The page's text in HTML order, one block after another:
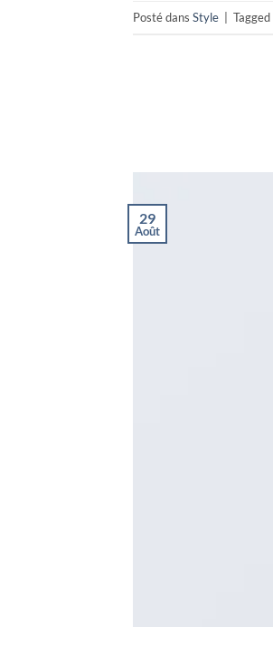
Posté dans Style Tagged
29
Août